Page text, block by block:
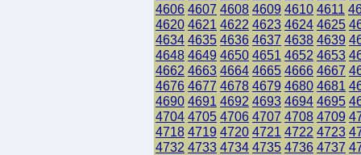
4606 4607 4608 4609 4610 4611
4620 4621 4622 4623 4624 4625
4634 4635 4636 4637 4638 4639
4648 4649 4650 4651 4652 4653
4662 4663 4664 4665 4666 4667
4676 4677 4678 4679 4680 4681
4690 4691 4692 4693 4694 4695
4704 4705 4706 4707 4708 4709
4718 4719 4720 4721 4722 4723
4732 4733 4734 4735 4736 4737